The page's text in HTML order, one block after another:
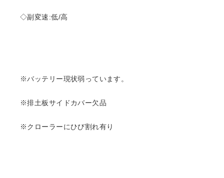
◇副変速:低/高
※バッテリー現状弱っています。
※排土板サイドカバー欠品
※クローラーにひび割れ有り